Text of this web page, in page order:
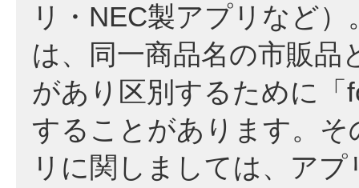
リ・NEC製アプリなど
は、同一商品名の市販品
があり区別するために「
することがあります。そ
リに関しましては、ア